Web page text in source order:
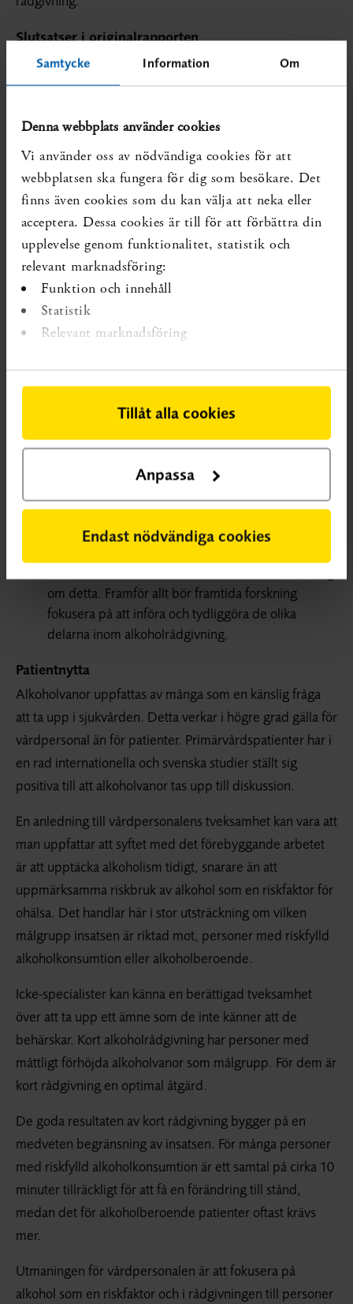
Samtycke Information Om
Denna webbplats använder cookies
Vi använder oss av nödvändiga cookies för att
webbplatsen ska fungera för dig som besökare. Det
finns även cookies som du kan välja att neka eller
acceptera. Dessa cookies är till för att förbättra din
upplevelse genom funktionalitet, statistik och
relevant marknadsföring:
Funktion och innehåll
Statistik
Relevant marknadsföring
Tillåt alla cookies
Anpassa
Endast nödvändiga cookies
Slutsatser i originalrapporten
Resultaten från studierna av kort alkoholrådgivning
kan användas inom rutinsjukvården. Det fanns
efficacy-studierna. Enligt författarna är det en
allmän uppfattning att de flesta studier har varit
mycket välkontrollerade efficacy-studier som inte är
särskilt representativa för primärvården.
Alkoholrådgivning i primärvården resulterar i en
väsentlig minskning av veckokonsumtionen av
alkohol hos män, med i genomsnitt
fyra standardglasper vecka jämfört med
kontrollgrupper. Minskningen kvarstod i de 17
studier som följde upp förhållandet efter ett år.
Översikten visade ingen signifikant minskning av
alkoholkonsumtionen hos kvinnor efter kort
alkoholrådgivning. Det kan bero på bristande
underlag då antalet deltagare i de studier som
rapporterade resultat även för kvinnor var lågt
Det behövs studier som utvärderar
alkoholrådgivning för kvinnor, yngre personer och
personer från kulturella minoriteter. Mer forskning
behövs också från utvecklingsländer.
Att enbart fråga en person om alkoholvanor
(screening) kan resultera i minskad
om detta. Framför allt bör framtida forskning
fokusera på att införa och tydliggöra de olika
delarna inom alkoholrådgivning.
Patientnytta
Alkoholvanor uppfattas av många som en känslig fråga
att ta upp i sjukvården. Detta verkar i högre grad gälla för
vårdpersonal än för patienter. Primärvårdspatienter har i
en rad internationella och svenska studier ställt sig
positiva till att alkoholvanor tas upp till diskussion.
En anledning till vårdpersonalens tveksamhet kan vara att
man uppfattar att syftet med det förebyggande arbetet
är att upptäcka alkoholism tidigt, snarare än att
uppmärksamma riskbruk av alkohol som en riskfaktor för
ohälsa. Det handlar här i stor utsträckning om vilken
målgrupp insatsen är riktad mot, personer med riskfylld
alkoholkonsumtion eller alkoholberoende.
Icke-specialister kan känna en berättigad tveksamhet
över att ta upp ett ämne som de inte känner att de
behärskar. Kort alkoholrådgivning har personer med
måttligt förhöjda alkoholvanor som målgrupp. För dem är
kort rådgivning en optimal åtgärd.
De goda resultaten av kort rådgivning bygger på en
medveten begränsning av insatsen. För många personer
med riskfylld alkoholkonsumtion är ett samtal på cirka 10
minuter tillräckligt för att få en förändring till stånd,
medan det för alkoholberoende patienter oftast krävs
mer.
Utmaningen för vårdpersonalen är att fokusera på
alkohol som en riskfaktor och i rådgivningen till personer